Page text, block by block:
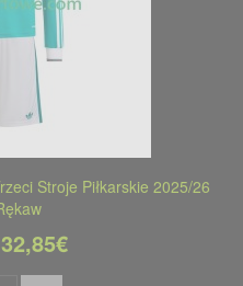
Stroje Piłkarskie 2025/26
32,85€